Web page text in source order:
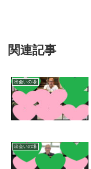
関連記事
出会いの場
出会いの場